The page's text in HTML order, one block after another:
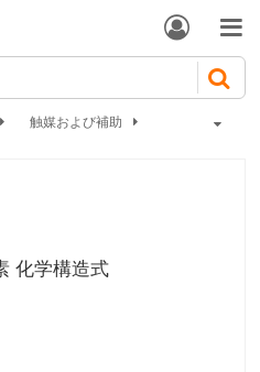
 
触媒および補助